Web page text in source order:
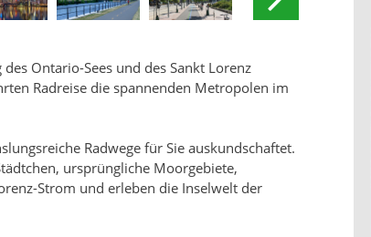
Ontario-Sees und des Sankt Lorenz
Radreise die spannenden Metropolen im
Radwege für Sie auskundschaftet.
ursprüngliche Moorgebiete,
Strom und erleben die Inselwelt der